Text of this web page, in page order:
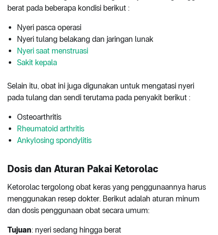
berat pada beberapa kondisi berikut :
Nyeri pasca operasi
Nyeri tulang belakang dan jaringan lunak
Nyeri saat menstruasi
Sakit kepala
Selain itu, obat ini juga digunakan untuk mengatasi nyeri
pada tulang dan sendi terutama pada penyakit berikut :
Osteoarthritis
Rheumatoid arthritis
Ankylosing spondylitis
Dosis dan Aturan Pakai Ketorolac
Ketorolac tergolong obat keras yang penggunaannya harus
menggunakan resep dokter. Berikut adalah aturan minum
dan dosis penggunaan obat secara umum:
Tujuan: nyeri sedang hingga berat